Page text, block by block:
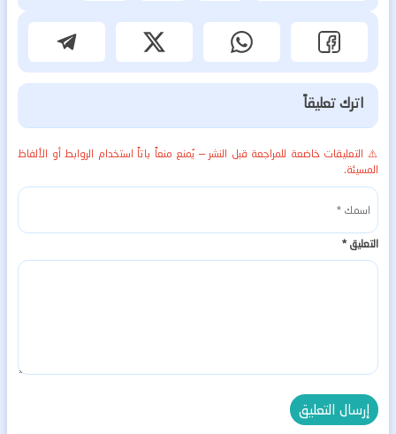
اترك تعليقاً
⚠️ التعليقات خاضعة للمراجعة قبل النشر — يُمنع منعاً باتاً استخدام الروابط أو الألفاظ
المسيئة.
التعليق*